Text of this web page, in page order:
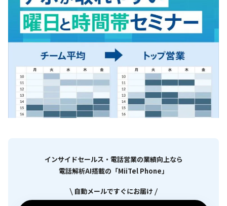
インサイドセールス・電話営業の業績向上なら
電話解析AI搭載の「MiiTel Phone」
自動メールですぐにお届け